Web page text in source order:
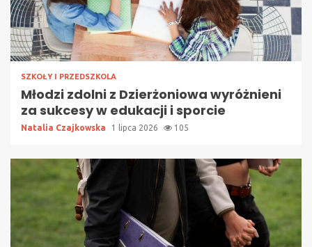
SZKOŁY I PRZEDSZKOLA
Młodzi zdolni z Dzierżoniowa wyróżnieni
za sukcesy w edukacji i sporcie
Natalia Czajkowska 1 lipca 2026 105